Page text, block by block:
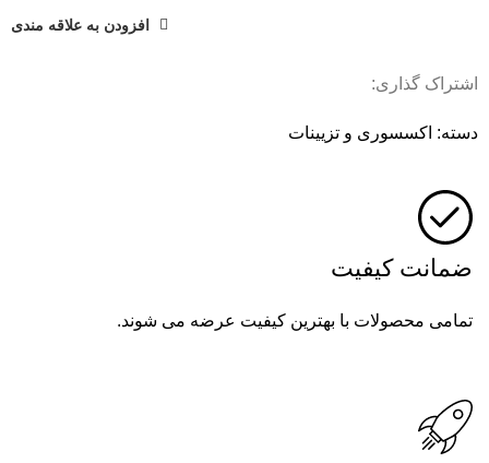
افزودن به علاقه مندی
اشتراک گذاری:
دسته: اکسسوری و تزیینات
ضمانت کیفیت
تمامی محصولات با بهترین کیفیت عرضه می شوند.